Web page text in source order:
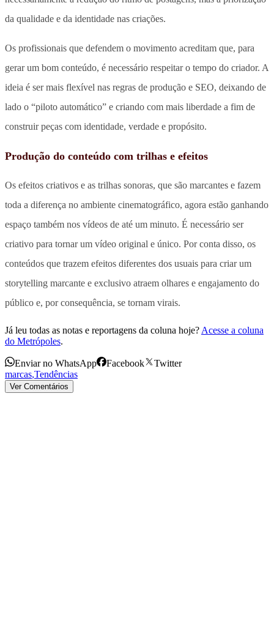
da qualidade e da identidade nas criações.
Os profissionais que defendem o movimento acreditam que, para
gerar um bom conteúdo, é necessário respeitar o tempo do criador. A
ideia é ser mais flexível nas regras de produção e SEO, deixando de
lado o “piloto automático” e criando com mais liberdade a fim de
construir peças com identidade, verdade e propósito.
Produção do conteúdo com trilhas e efeitos
Os efeitos criativos e as trilhas sonoras, que são marcantes e fazem
toda a diferença no ambiente cinematográfico, agora estão ganhando
espaço também nos vídeos de até um minuto. É necessário ser
criativo para tornar um vídeo original e único. Por conta disso, os
conteúdos que trazem efeitos diferentes dos usuais para criar um
storytelling marcante e exclusivo atraem olhares e engajamento do
público e, por consequência, se tornam virais.
Já leu todas as notas e reportagens da coluna hoje? Acesse a coluna
do Metrópoles.
Enviar no WhatsApp Facebook
Twitter
marcas,Tendências
Ver Comentários